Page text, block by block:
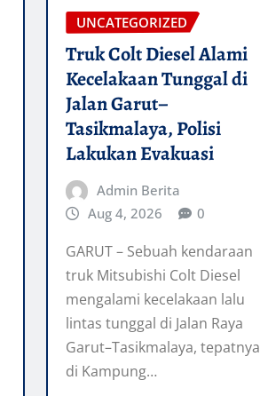
UNCATEGORIZED
Truk Colt Diesel Alami
Kecelakaan Tunggal di
Jalan Garut–
Tasikmalaya, Polisi
Lakukan Evakuasi
Admin Berita
Aug 4, 2026
0
GARUT – Sebuah kendaraan
truk Mitsubishi Colt Diesel
mengalami kecelakaan lalu
lintas tunggal di Jalan Raya
Garut–Tasikmalaya, tepatnya
di Kampung…